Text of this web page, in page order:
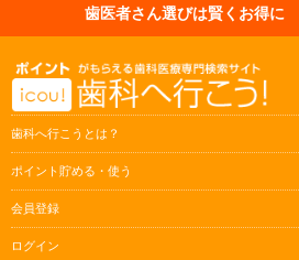
歯医者さん選びは賢くお得に
歯科へ行こうとは？
ポイント貯める・使う
会員登録
ログイン